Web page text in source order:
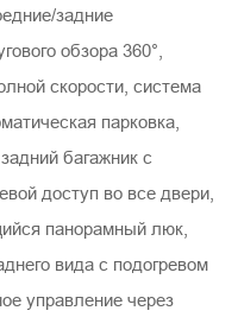
задние
обзора 360°,
скорости, система
парковка,
багажник с
доступ во все двери,
панорамный люк,
вида с подогревом
управление через